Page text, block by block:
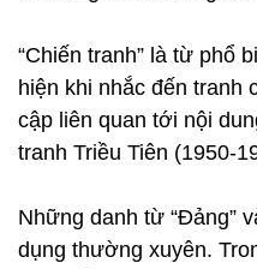
“Chiến tranh” là từ phổ
hiện khi nhắc đến tranh
cập liên quan tới nội
tranh Triều Tiên (1950-
Những danh từ “Đảng”
dụng thường xuyên.